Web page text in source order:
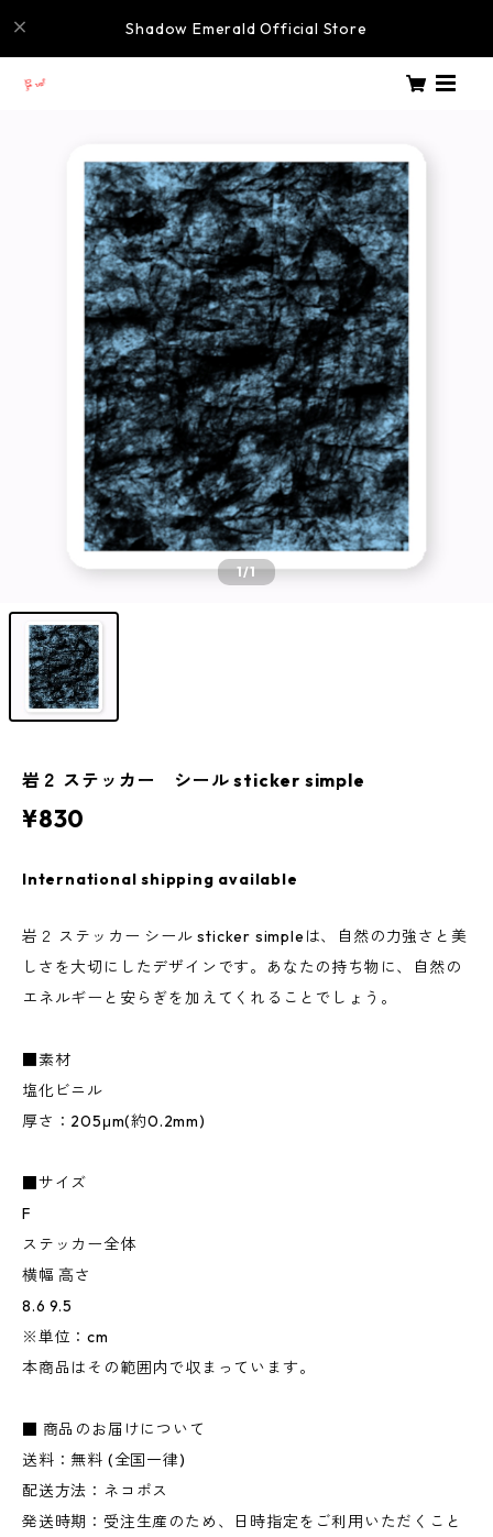
Shadow Emerald Official Store
1/1
岩２ ステッカー シール sticker simple
¥830
International shipping available
岩２ ステッカー シール sticker simpleは、自然の力強さと美
しさを大切にしたデザインです。あなたの持ち物に、自然の
エネルギーと安らぎを加えてくれることでしょう。
■素材
塩化ビニル
厚さ：205μm(約0.2mm)
■サイズ
F
ステッカー全体
横幅 高さ
8.6 9.5
※単位：cm
本商品はその範囲内で収まっています。
■ 商品のお届けについて
送料：無料 (全国一律)
配送方法：ネコポス
発送時期：受注生産のため、日時指定をご利用いただくこと